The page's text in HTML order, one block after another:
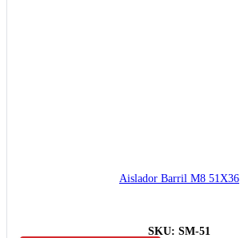
Aislador Barril M8 51X36
SKU: SM-51